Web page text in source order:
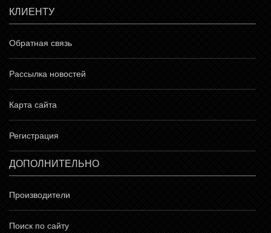
КЛИЕНТУ
Обратная связь
Рассылка новостей
Карта сайта
Регистрация
ДОПОЛНИТЕЛЬНО
Производители
Поиск по сайту